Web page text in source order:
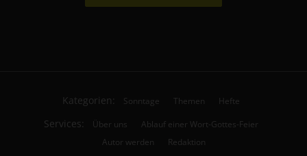
Kategorien: Sonntage Themen Hefte
Services: Über uns
Ablauf einer Wort-Gottes-Feier
Autor werden
Redaktion